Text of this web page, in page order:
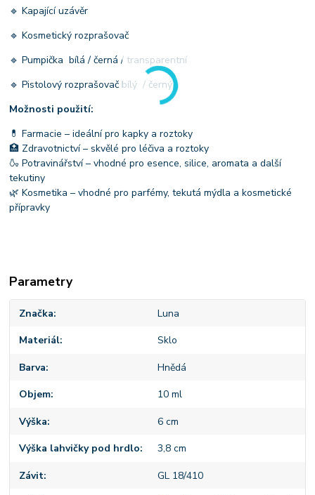
🔹 Kapající uzávěr
🔹 Kosmetický rozprašovač
🔹 Pumpička bílá / černá / transparentní
🔹 Pistolový rozprašovač bílý / černý
Možnosti použití:
💊 Farmacie – ideální pro kapky a roztoky
🏥 Zdravotnictví – skvělé pro léčiva a roztoky
🍶 Potravinářství – vhodné pro esence, silice, aromata a další
tekutiny
🌿 Kosmetika – vhodné pro parfémy, tekutá mýdla a kosmetické
přípravky
Parametry
Značka Luna
Materiál Sklo
Barva Hnědá
Objem 10 ml
Výška 6 cm
Výška lahvičky pod hrdlo 3,8 cm
Závit GL 18/410